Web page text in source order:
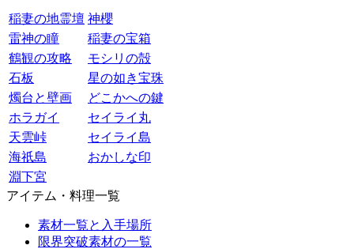
稲妻の地霊壇 神櫻
雷神の瞳
稲妻の宝箱
鶴観の攻略
モシリの殻
石板
星の如き宝珠
燭台と壁画
どこかへの鍵
ホラガイ
セイライ丸
天雲峠
セイライ島
海祇島
おかしな印
淵下宮
アイテム・料理一覧
素材一覧と入手場所
限界突破素材の一覧